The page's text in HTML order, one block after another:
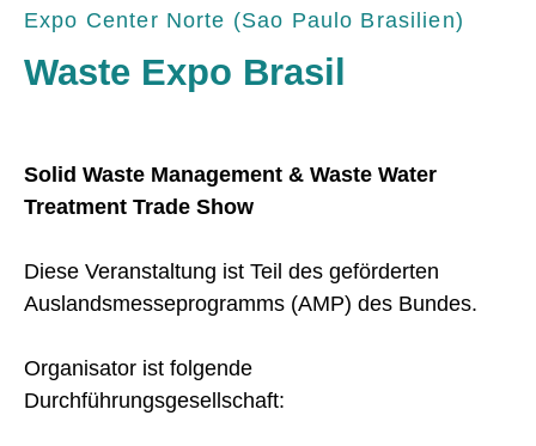
Expo Center Norte (Sao Paulo Brasilien)
Waste Expo Brasil
Solid Waste Management & Waste Water
Treatment Trade Show
Diese Veranstaltung ist Teil des geförderten
Auslandsmesseprogramms (AMP) des Bundes.
Organisator ist folgende
Durchführungsgesellschaft: